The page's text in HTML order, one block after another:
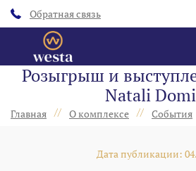
Обратная связь
Розыгрыш и
Natali
Главная // О комплексе // События
Дата публикации: